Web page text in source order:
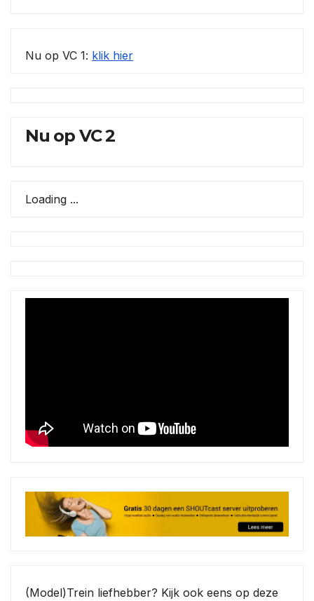
Nu op VC 1: klik hier
Nu op VC 2
Loading ...
(Model)Trein liefhebber? Kijk ook eens op deze